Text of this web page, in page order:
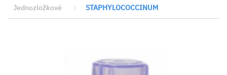
Jednozložkové
> STAPHYLOCOCCINUM